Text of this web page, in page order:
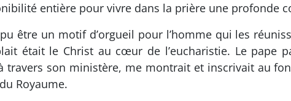
entière pour vivre dans la prière une profonde
être un motif d’orgueil pour l’homme qui les
était le Christ au cœur de l’eucharistie. Le pape
travers son ministère, me montrait et inscrivait au
Royaume.